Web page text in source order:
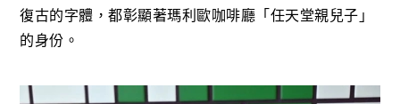
復古的字體，都彰顯著瑪利歐咖啡廳「任天堂親兒子」
的身份。